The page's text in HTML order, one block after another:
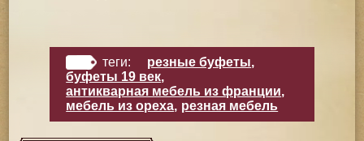
теги: резные буфеты,
буфеты 19 век,
антикварная мебель из франции,
мебель из ореха, резная мебель